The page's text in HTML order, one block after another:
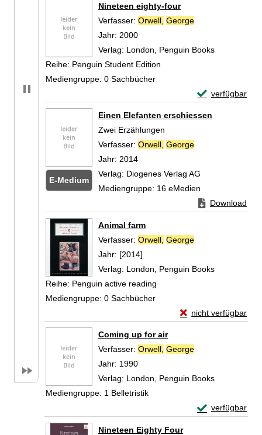
Nineteen eighty-four
Verfasser: Orwell, George
Jahr: 2000
Verlag: London, Penguin Books
Reihe: Penguin Student Edition
Mediengruppe: 0 Sachbücher
verfügbar
Exemplar-
E-Medium
Einen Elefanten erschiessen
Zwei Erzählungen
Verfasser: Orwell, George
Jahr: 2014
Verlag: Diogenes Verlag AG
Mediengruppe: 16 eMedien
Zum Download
Download
Animal farm
Verfasser: Orwell, George
Jahr: [2014]
Verlag: London, Penguin Books
Reihe: Penguin active reading
Mediengruppe: 0 Sachbücher
nicht verfügbar
Exemplar-Details
Coming up for air
Verfasser: Orwell, George
Jahr: 1990
Verlag: London, Penguin Books
Mediengruppe: 1 Belletristik
verfügbar
Exemplar-
Nineteen Eighty Four